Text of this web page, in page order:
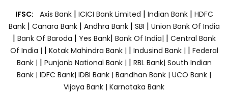
IFSC: Axis Bank | ICICI Bank Limited | Indian Bank | HDFC
Bank| Canara Bank | Andhra Bank| SBI | Union Bank Of India
| Bank Of Baroda | Yes Bank| Bank Of India| | Central Bank
Of India | | Kotak Mahindra Bank | | Indusind Bank | | Federal
Bank | | Punjanb National Bank | | RBL Bank| South Indian
Bank | IDFC Bank| IDBI Bank | Bandhan Bank | UCO Bank |
Vijaya Bank | Karnataka Bank